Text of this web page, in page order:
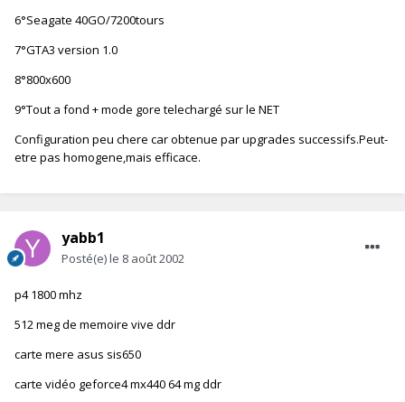
6°Seagate 40GO/7200tours
7°GTA3 version 1.0
8°800x600
9°Tout a fond + mode gore telechargé sur le NET
Configuration peu chere car obtenue par upgrades successifs.Peut-
etre pas homogene,mais efficace.
yabb1
Posté(e)le 8 août 2002
p4 1800 mhz
512 meg de memoire vive ddr
carte mere asus sis650
carte vidéo geforce4 mx440 64 mg ddr